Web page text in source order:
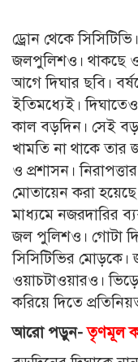
ড্রোন থেকে
জলপুলিশও। থাকছে
আগে দিঘার ছবি।
ইতিমধ্যেই।
কাল বড়দিন। সেই
খামতি না থাকে
ও প্রশাসন।
মোতায়েন করা
মাধ্যমে নজরদারির
জল পুলিশও। গোটা
সিসিটিভির মোড়কে।
ওয়াচটাওয়ারও।
করিয়ে দিতে
আরো পড়ুন- তৃণমূল